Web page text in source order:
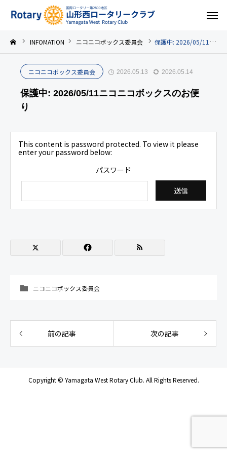
INFOMATION ニコニコボックス委員会 保護中: 2026/05/11ニコニコボックスのお便り
ニコニコボックス委員会 2026.05.13 2026.05.14
保護中: 2026/05/11ニコニコボックスのお便
り
This content is password protected. To view it please
enter your password below:
パスワード
ニコニコボックス委員会
前の記事 次の記事
Copyright © Yamagata West Rotary Club. All Rights Reserved.